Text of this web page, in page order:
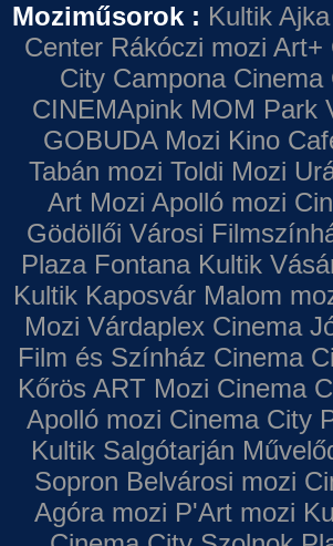
Moziműsorok : Kultik Ajka
Center Rákóczi mozi Art+
City Campona Cinema
CINEMApink MOM Park
GOBUDA Mozi Kino
Tabán mozi Toldi Mozi
Art Mozi Apolló mozi
Gödöllői Városi
Plaza Fontana Kultik
Kultik Kaposvár Malom
Mozi Várdaplex Cinema
Film és Színház Cinema
Kőrös ART Mozi Cinema
Apolló mozi Cinema City
Kultik Salgótarján
Sopron Belvárosi mozi
Agóra mozi P'Art mozi